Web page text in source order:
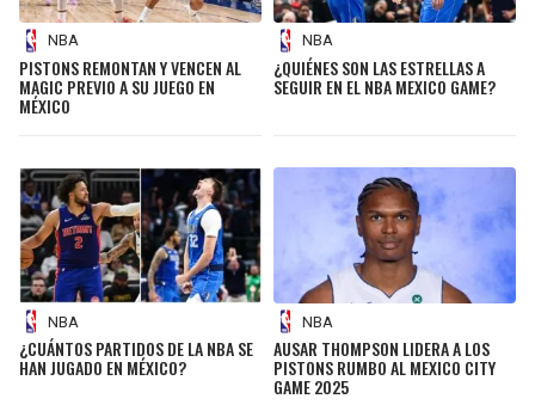
NBA
PISTONS REMONTAN Y VENCEN AL
MAGIC PREVIO A SU JUEGO EN
MÉXICO
NBA
¿QUIÉNES SON LAS ESTRELLAS A
SEGUIR EN EL NBA MEXICO GAME?
NBA
¿CUÁNTOS PARTIDOS DE LA NBA SE
HAN JUGADO EN MÉXICO?
NBA
AUSAR THOMPSON LIDERA A LOS
PISTONS RUMBO AL MEXICO CITY
GAME 2025